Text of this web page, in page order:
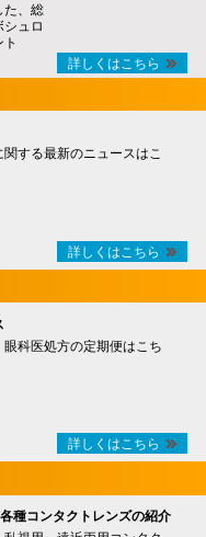
た、総
ュロ
詳しくはこちら
する最新のニュースはこ
詳しくはこちら
科医処方の定期便はこち
詳しくはこちら
種コンタクトレンズの紹介